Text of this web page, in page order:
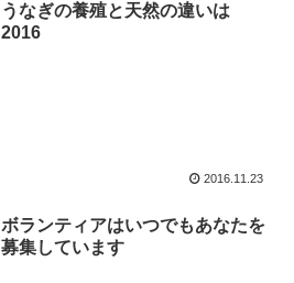
うなぎの養殖と天然の違いは
2016
2016.11.23
ボランティアはいつでもあなたを
募集しています